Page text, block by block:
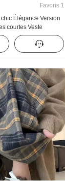
Favoris 1
Élégance Version
courtes Veste
Avancé Sens
Coton et lin